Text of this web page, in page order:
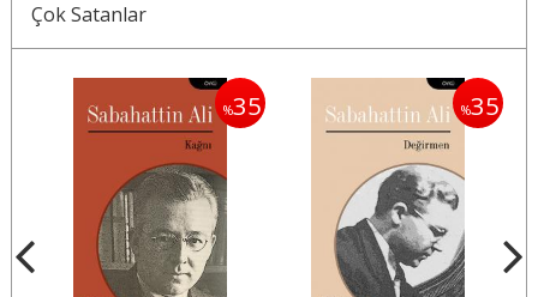
Çok Satanlar
%35 %35